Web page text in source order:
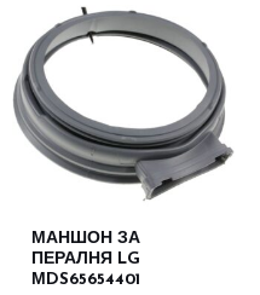
МАНШОН ЗА
ПЕРАЛНЯ LG
МDS65654401